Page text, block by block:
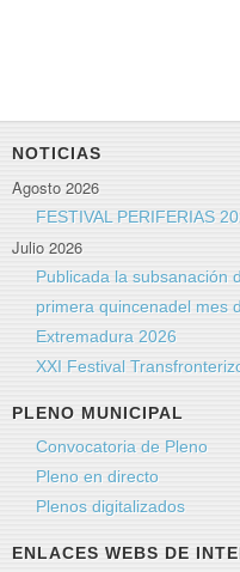
NOTICIAS
Agosto 2026
FESTIVAL PERIFERIAS
Julio 2026
Publicada la subsanación
primera quincenadel mes
Extremadura 2026
XXI Festival
PLENO MUNICIPAL
Convocatoria de Pleno
Pleno en directo
Plenos digitalizados
ENLACES WEBS DE